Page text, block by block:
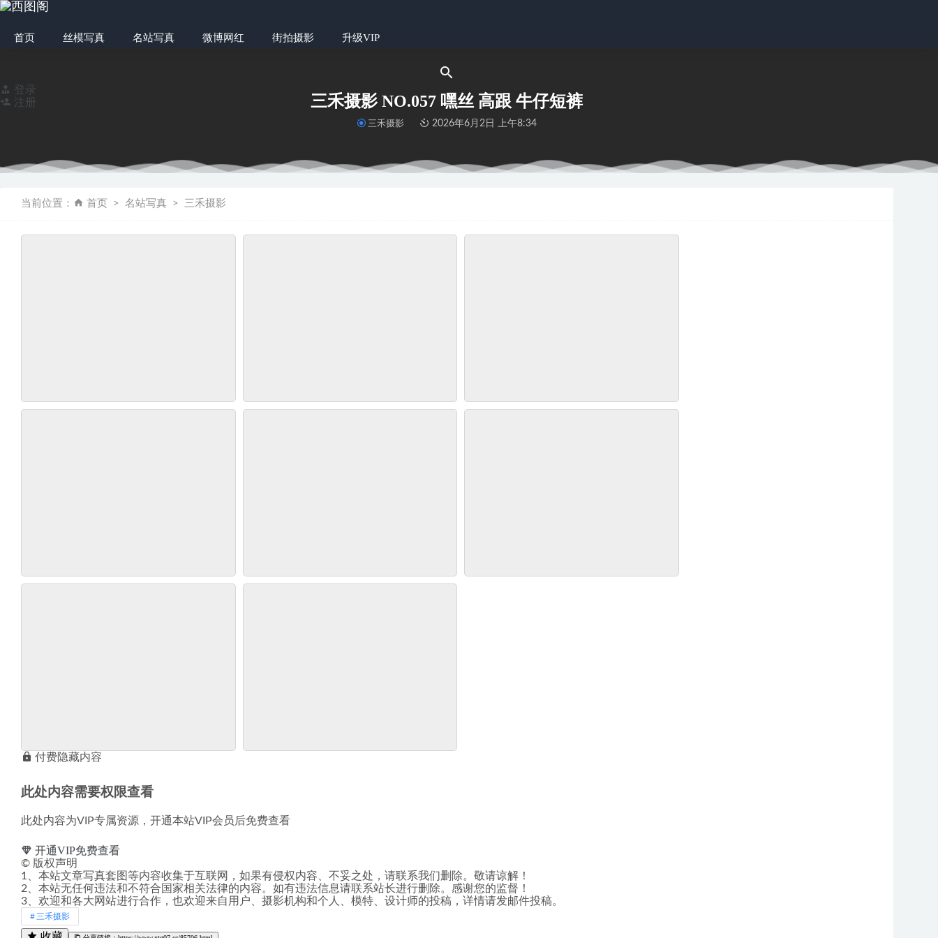
首页 丝模写真 名站写真 微博网红 街拍摄影 升级VIP
登录
注册
三禾摄影 NO.057 嘿丝 高跟 牛仔短裤
三禾摄影 2026年6月2日 上午8:34
当前位置： 首页 名站写真 三禾摄影
付费隐藏内容
此处内容需要权限查看
此处内容为VIP专属资源，开通本站VIP会员后免费查看
开通VIP免费查看
© 版权声明
1、本站文章写真套图等内容收集于互联网，如果有侵权内容、不妥之处，请联系我们删除。敬请谅解！
2、本站无任何违法和不符合国家相关法律的内容。如有违法信息请联系站长进行删除。感谢您的监督！
3、欢迎和各大网站进行合作，也欢迎来自用户、摄影机构和个人、模特、设计师的投稿，详情请发邮件投稿。
三禾摄影
物恋传媒 NO.1998 豆沙-新人驾到